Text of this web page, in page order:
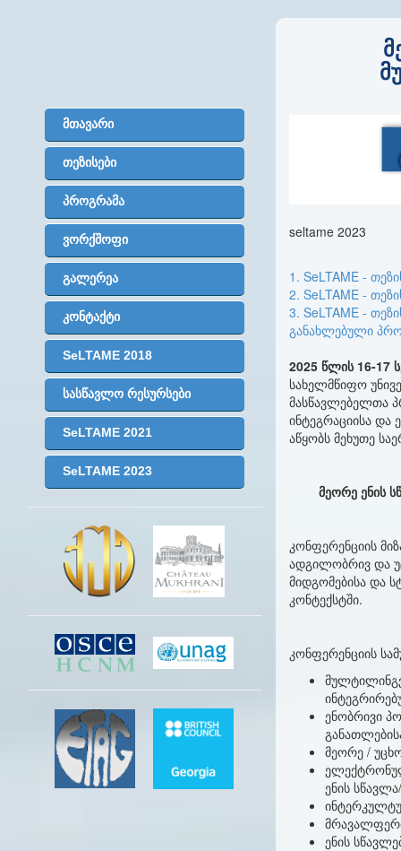
მთავარი
თეზისები
პროგრამა
ვორქშოფი
გალერეა
კონტაქტი
SeLTAME 2018
სასწავლო რესურსები
SeLTAME 2021
SeLTAME 2023
seltame 2023
1. SeLTAME -
2. SeLTAME -
3. SeLTAME -
განახლებული
2025 წლის16-17
სახელმწიფო
მასწავლებელთა
ინტეგრაციისა
აწყობს მეხუთე
მეორე ენის
კონფერენციის
ადგილობრივ და
მიდგომებისა და
კონტექსტში.
კონფერენციის
ენობრივი
მეორე /
ენის
ენის